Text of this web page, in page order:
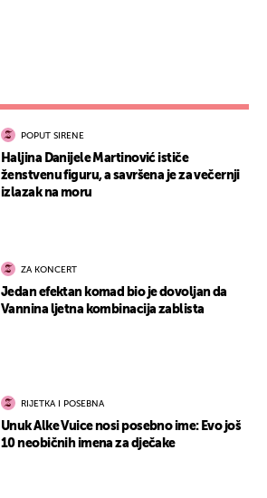
POPUT SIRENE
Haljina Danijele Martinović ističe
ženstvenu figuru, a savršena je za večernji
izlazak na moru
ZA KONCERT
Jedan efektan komad bio je dovoljan da
Vannina ljetna kombinacija zablista
RIJETKA I POSEBNA
Unuk Alke Vuice nosi posebno ime: Evo još
10 neobičnih imena za dječake